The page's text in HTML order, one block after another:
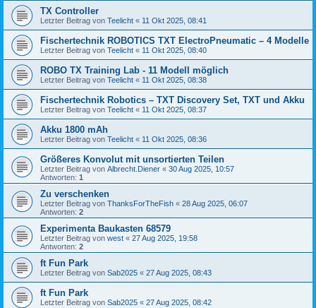
TX Controller
Letzter Beitrag von Teelicht « 11 Okt 2025, 08:41
Fischertechnik ROBOTICS TXT ElectroPneumatic – 4 Modelle
Letzter Beitrag von Teelicht « 11 Okt 2025, 08:40
ROBO TX Training Lab - 11 Modell möglich
Letzter Beitrag von Teelicht « 11 Okt 2025, 08:38
Fischertechnik Robotics – TXT Discovery Set, TXT und Akku
Letzter Beitrag von Teelicht « 11 Okt 2025, 08:37
Akku 1800 mAh
Letzter Beitrag von Teelicht « 11 Okt 2025, 08:36
Größeres Konvolut mit unsortierten Teilen
Letzter Beitrag von Albrecht.Diener « 30 Aug 2025, 10:57
Antworten: 1
Zu verschenken
Letzter Beitrag von ThanksForTheFish « 28 Aug 2025, 06:07
Antworten: 2
Experimenta Baukasten 68579
Letzter Beitrag von west « 27 Aug 2025, 19:58
Antworten: 2
ft Fun Park
Letzter Beitrag von Sab2025 « 27 Aug 2025, 08:43
ft Fun Park
Letzter Beitrag von Sab2025 « 27 Aug 2025, 08:42